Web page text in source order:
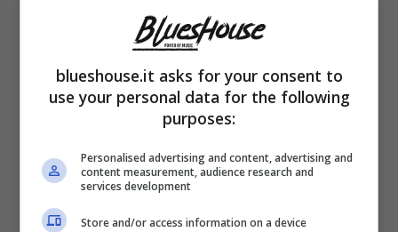
Dayane Mello (Blueshouse.it)
E quanto vediamo è del tutto agli antipodi
rispetto a quella che è stata la vita di Dayane
prima che lei diventasse famosa. A
novembre lei aveva presentato la sua
blueshouse.it asks for your consent to
use your personal data for the following
purposes:
Personalised advertising and content, advertising and
content measurement, audience research and
services development
Store and/or access information on a device